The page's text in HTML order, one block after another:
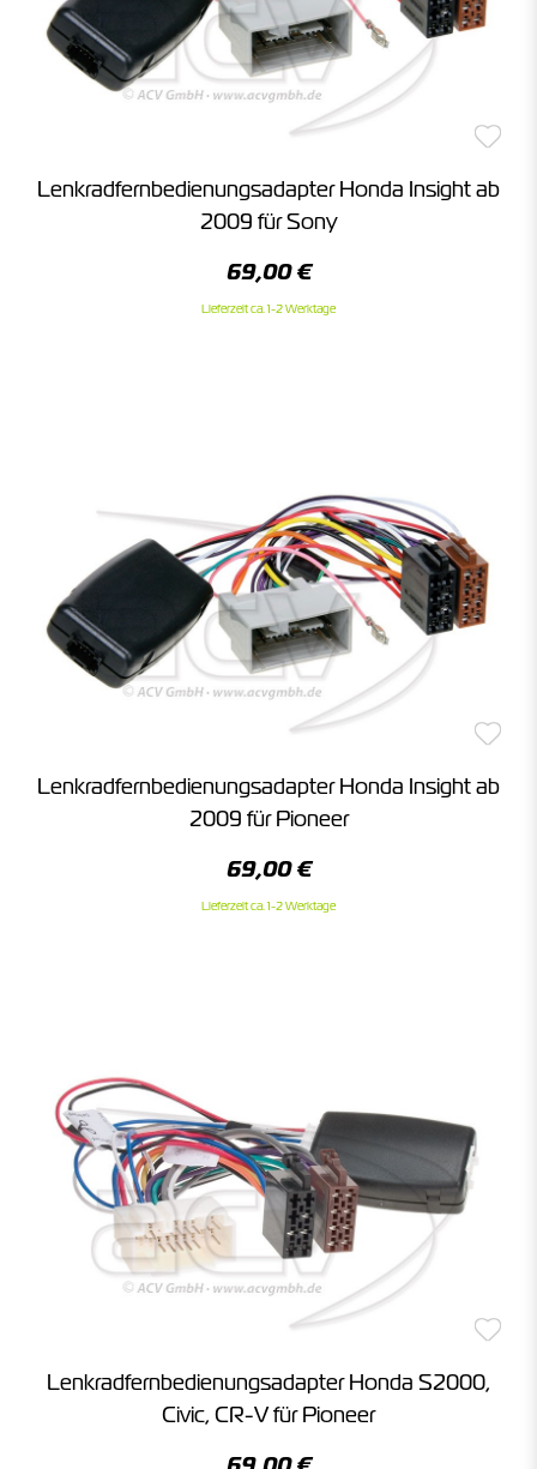
Lenkradfernbedienungsadapter Honda Insight ab
2009 für Sony
69,00 €
Lieferzeit ca. 1-2 Werktage
Lenkradfernbedienungsadapter Honda Insight ab
2009 für Pioneer
69,00 €
Lieferzeit ca. 1-2 Werktage
Lenkradfernbedienungsadapter Honda S2000,
Civic, CR-V für Pioneer